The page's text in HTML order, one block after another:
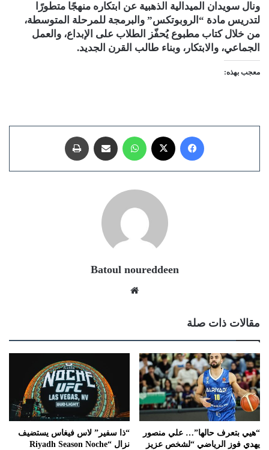
ونال سويدان الميدالية الذهبية عن ابتكاره منهجًا متطورًا
لتدريس مادة “الروبوتكس” والبرمجة للمرحلة المتوسطة،
من خلال كتاب مطبوع يُحفّز الطلاب على الإبداع، والعمل
الجماعي، والابتكار، وبناء طالب القرن الجديد.
معجب بهذه:
فيسبوك واتساب مشاركة عبر البريد
Batoul noureddeen
مقالات ذات صلة
“هيي بتعرف حالها”… علي منصور
يهدي فوز الرياضي “لشخص عزيز
“ذا سفير” لاس فيغاس يستضيف
نزال “Riyadh Season Noche